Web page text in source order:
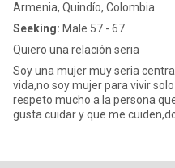
Armenia, Quindío, Colombia
Seeking: Male 57 - 67
Quiero una relación seria
Soy una mujer muy seria
vida,no soy mujer para vivir
respeto mucho a la persona
gusta cuidar y que me